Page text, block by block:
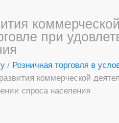
при
/ Розничная торговля в
коммерческой
спроса населения